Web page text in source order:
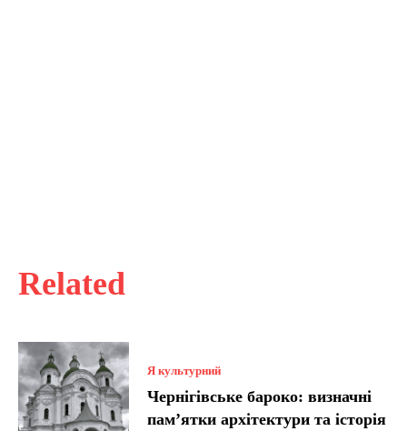
Related
Я культурний
Чернігівське бароко: визначні
пам’ятки архітектури та історія